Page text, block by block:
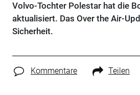
Volvo-Tochter Polestar hat die
aktualisiert. Das Over the Air-
Sicherheit.
Kommentare Teilen